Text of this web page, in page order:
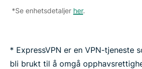
*Se enhetsdetaljer her.
* ExpressVPN er en VPN-tjeneste
bli brukt til å omgå